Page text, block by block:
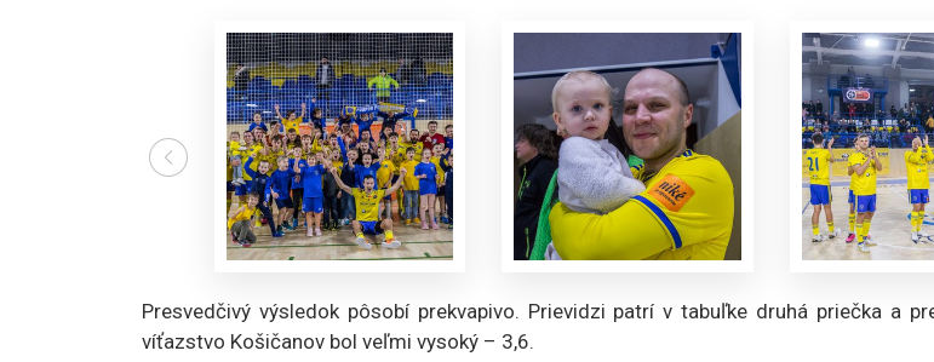
Presvedčivý výsledok pôsobí prekvapivo. Prievidzi patrí v tabuľke druhá priečka a
víťazstvo Košičanov bol veľmi vysoký – 3,6.